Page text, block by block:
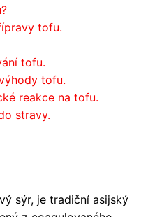
tofu.
tofu.
tofu.
reakce na tofu.
stravy.
sýr, je tradiční asijský